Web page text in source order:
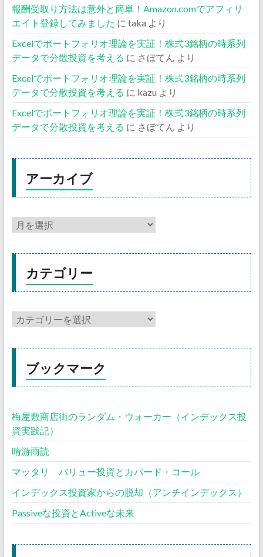
報酬受取り方法は意外と簡単！Amazon.comでアフィリ
エイト登録してみました に taka より
Excelでポートフォリオ理論を実証！株式3銘柄の時系列
データで分散投資を考える に さぼてん より
Excelでポートフォリオ理論を実証！株式3銘柄の時系列
データで分散投資を考える に kazu より
Excelでポートフォリオ理論を実証！株式3銘柄の時系列
データで分散投資を考える に さぼてん より
アーカイブ
カテゴリー
ブックマーク
梅屋敷商店街のランダム・ウォーカー（インデックス投
資実践記）
晴游雨読
マッタリ バリュー投資とカバード・コール
インデックス投資家からの脱却（アンチインデックス）
Passiveな投資とActiveな未来